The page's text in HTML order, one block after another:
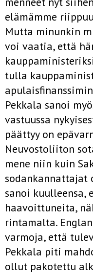
elämämme
Mutta minunkin
voi vaatia, että
tulla
Pekkala sanoi
vastuussa
päättyy on
Neuvostoliiton
mene niin kuin
sodankannattajat
sanoi kuulleensa,
haavoittuneita,
rintamalta.
varmoja, että
Pekkala piti
ollut pakotettu